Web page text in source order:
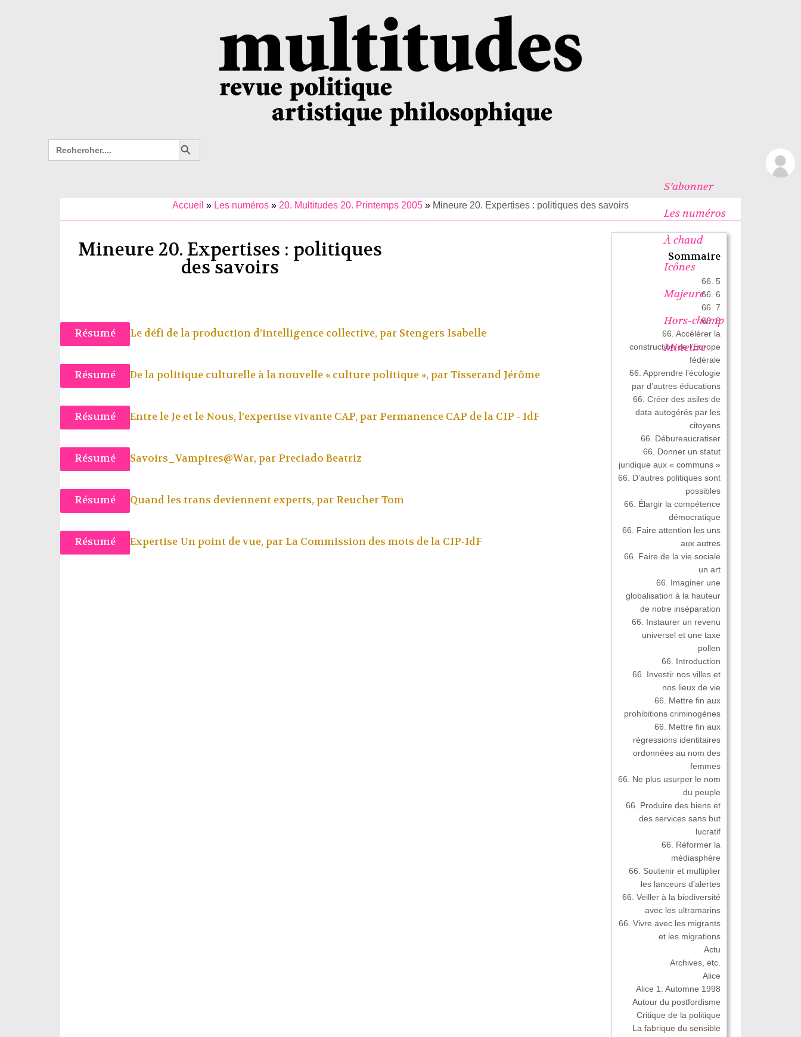
Search
for:
Search Button
S’abonner
Les numéros
À chaud
Icônes
Majeure
Hors-champ
Mineure
Accueil » Les numéros» 20. Multitudes 20. Printemps 2005» Mineure 20. Expertises : politiques des savoirs
Mineure 20. Expertises : politiques
des savoirs Sommaire
66. 5
66. 6
66. 7
66. 8
66. Accélérer la
construction de l’Europe
fédérale
66. Apprendre l’écologie
par d’autres éducations
66. Créer des asiles de
data autogérés par les
citoyens
66. Débureaucratiser
66. Donner un statut
juridique aux « communs »
66. D’autres politiques sont
possibles
66. Élargir la compétence
démocratique
66. Faire attention les uns
aux autres
66. Faire de la vie sociale
un art
66. Imaginer une
globalisation à la hauteur
de notre inséparation
66. Instaurer un revenu
universel et une taxe
pollen
66. Introduction
66. Investir nos villes et
nos lieux de vie
66. Mettre fin aux
prohibitions criminogènes
66. Mettre fin aux
régressions identitaires
ordonnées au nom des
femmes
66. Ne plus usurper le nom
du peuple
66. Produire des biens et
des services sans but
lucratif
66. Réformer la
médiasphère
66. Soutenir et multiplier
les lanceurs d’alertes
66. Veiller à la biodiversité
avec les ultramarins
66. Vivre avec les migrants
et les migrations
Actu
Archives, etc.
Alice
Alice 1: Automne 1998
Autour du postfordisme
Critique de la politique
La fabrique du sensible
Résumé Le défi de la production d’intelligence collective, par Stengers Isabelle
Résumé De la politique culturelle à la nouvelle « culture politique », parTisserand Jérôme
Résumé Entre le Je et le Nous, l’expertise vivante CAP, par Permanence CAP de la CIP - IdF
Résumé Savoirs_Vampires@War, par Preciado Beatriz
Résumé Quand les trans deviennent experts, par Reucher Tom
Résumé Expertise Un point de vue, par La Commission des mots de la CIP-IdF